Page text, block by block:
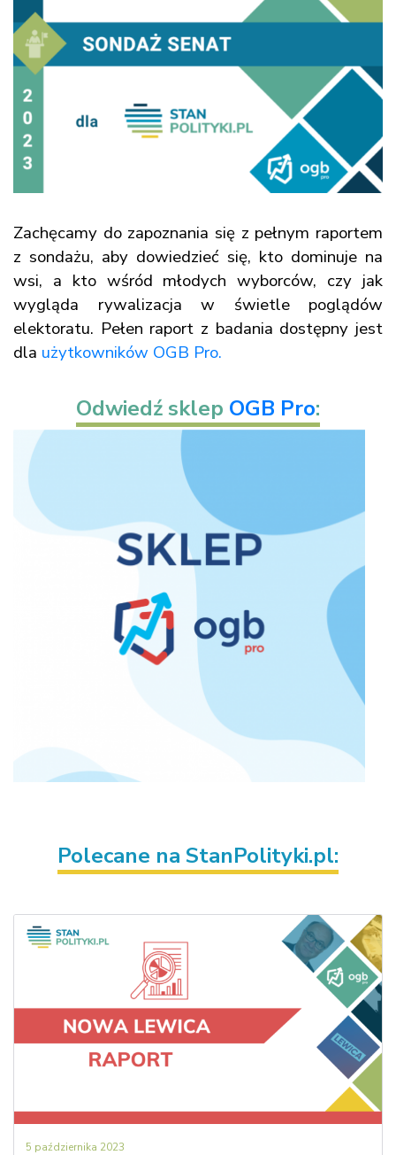
Zachęcamy do zapoznania się z pełnym raportem
z sondażu, aby dowiedzieć się, kto dominuje na
wsi, a kto wśród młodych wyborców, czy jak
wygląda rywalizacja w świetle poglądów
elektoratu. Pełen raport z badania dostępny jest
dla użytkowników OGB Pro.
Odwiedź sklep OGB Pro:
Polecane na StanPolityki.pl:
5 października 2023